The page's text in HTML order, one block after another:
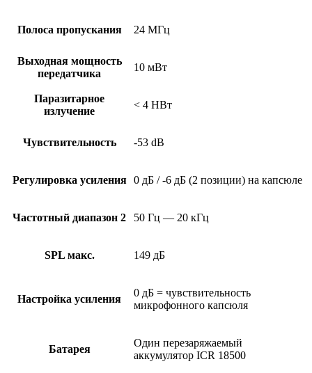
Полоса пропускания 24 МГц
Выходная мощность
передатчика
10 мВт
Паразитарное
излучение
< 4 НВт
Чувствительность -53 dB
Регулировка усиления 0 дБ / -6 дБ (2 позиции) на капсюле
Частотный диапазон 2 50 Гц — 20 кГц
SPL макс. 149 дБ
Настройка усиления
0 дБ = чувствительность
микрофонного капсюля
Батарея
Один перезаряжаемый
аккумулятор ICR 18500